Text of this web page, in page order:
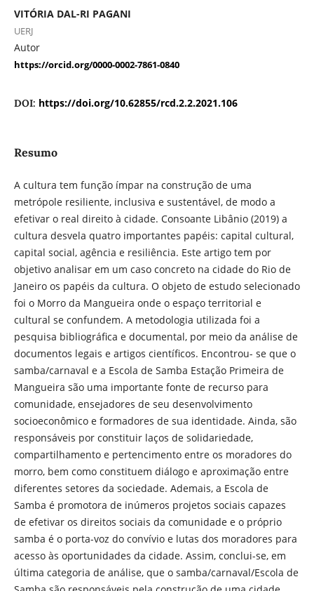
VITÓRIA DAL-RI PAGANI
UERJ
Autor
https://orcid.org/0000-0002-7861-0840
DOI: https://doi.org/10.62855/rcd.2.2.2021.106
Resumo
A cultura tem função ímpar na construção de uma
metrópole resiliente, inclusiva e sustentável, de modo a
efetivar o real direito à cidade. Consoante Libânio (2019) a
cultura desvela quatro importantes papéis: capital cultural,
capital social, agência e resiliência. Este artigo tem por
objetivo analisar em um caso concreto na cidade do Rio de
Janeiro os papéis da cultura. O objeto de estudo selecionado
foi o Morro da Mangueira onde o espaço territorial e
cultural se confundem. A metodologia utilizada foi a
pesquisa bibliográfica e documental, por meio da análise de
documentos legais e artigos científicos. Encontrou- se que o
samba/carnaval e a Escola de Samba Estação Primeira de
Mangueira são uma importante fonte de recurso para
comunidade, ensejadores de seu desenvolvimento
socioeconômico e formadores de sua identidade. Ainda, são
responsáveis por constituir laços de solidariedade,
compartilhamento e pertencimento entre os moradores do
morro, bem como constituem diálogo e aproximação entre
diferentes setores da sociedade. Ademais, a Escola de
Samba é promotora de inúmeros projetos sociais capazes
de efetivar os direitos sociais da comunidade e o próprio
samba é o porta-voz do convívio e lutas dos moradores para
acesso às oportunidades da cidade. Assim, conclui-se, em
última categoria de análise, que o samba/carnaval/Escola de